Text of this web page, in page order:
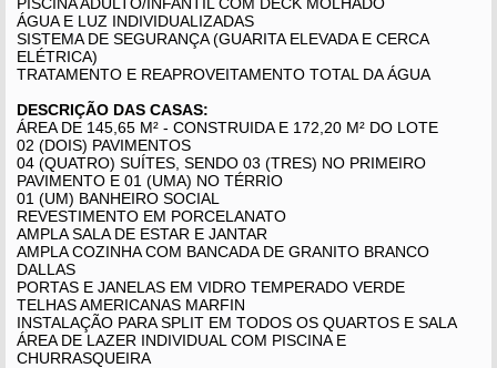
ÁGUA E LUZ INDIVIDUALIZADAS
SISTEMA DE SEGURANÇA (GUARITA ELEVADA E CERCA
ELÉTRICA)
TRATAMENTO E REAPROVEITAMENTO TOTAL DA ÁGUA
DESCRIÇÃO DAS CASAS:
ÁREA DE 145,65 M² - CONSTRUIDA E 172,20 M² DO LOTE
02 (DOIS) PAVIMENTOS
04 (QUATRO) SUÍTES, SENDO 03 (TRES) NO PRIMEIRO
PAVIMENTO E 01 (UMA) NO TÉRRIO
01 (UM) BANHEIRO SOCIAL
REVESTIMENTO EM PORCELANATO
AMPLA SALA DE ESTAR E JANTAR
AMPLA COZINHA COM BANCADA DE GRANITO BRANCO
DALLAS
PORTAS E JANELAS EM VIDRO TEMPERADO VERDE
TELHAS AMERICANAS MARFIN
INSTALAÇÃO PARA SPLIT EM TODOS OS QUARTOS E SALA
ÁREA DE LAZER INDIVIDUAL COM PISCINA E
CHURRASQUEIRA